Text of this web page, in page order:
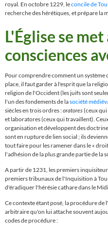
royal. En octobre 1229, leconcile de
recherche des hérétiques, et prépare la
L'Église se
consciences
Pour comprendre comment un système
place, il faut garder à l'esprit que la
religion de l'Occident (les juifs sont
l'un des fondements de lasociété
siècles en trois ordres :oratores(ceux
et laboratores (ceux qui travaillent).
organisation et développent des
sont en rupture de lien social ; ils
tout faire pour les ramener dans le «
l'adhésion de la plus grande partie de
A partir de 1231, les premiers
premiers tribunaux de l'Inquisition à
d'éradiquer l'hérésie cathare dans le
Ce contexte étant posé, la procédure
arbitraire qu'on lui attache souvent
codes de procédure :